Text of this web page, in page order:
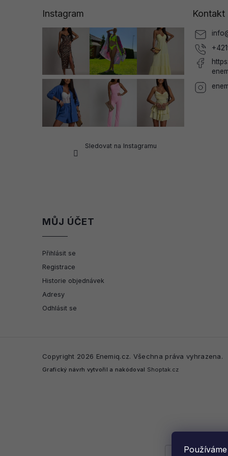
Instagram
Sledovat na Instagramu
Kontakt
info
MŮJ ÚČET
Přihlásit se
Registrace
Historie objednávek
Adresy
Odhlásit se
Copyright 2026 Enemiq.cz. Všechna práva vyhrazena.
Grafický návrh vytvořil a nakódoval Shoptak.cz